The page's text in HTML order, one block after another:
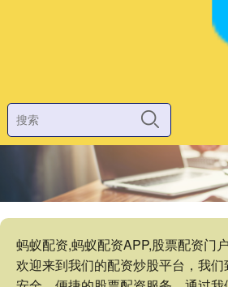
蚂蚁配资,蚂蚁配资APP,股票配资门
欢迎来到我们的配资炒股平台，我